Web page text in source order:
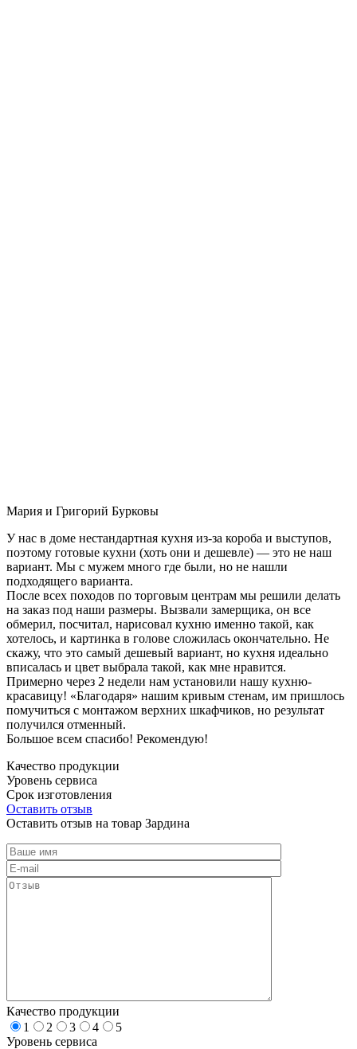
Мария и Григорий Бурковы
У нас в доме нестандартная кухня из-за короба и выступов,
поэтому готовые кухни (хоть они и дешевле) — это не наш
вариант. Мы с мужем много где были, но не нашли
подходящего варианта.
После всех походов по торговым центрам мы решили делать
на заказ под наши размеры. Вызвали замерщика, он все
обмерил, посчитал, нарисовал кухню именно такой, как
хотелось, и картинка в голове сложилась окончательно. Не
скажу, что это самый дешевый вариант, но кухня идеально
вписалась и цвет выбрала такой, как мне нравится.
Примерно через 2 недели нам установили нашу кухню-
красавицу! «Благодаря» нашим кривым стенам, им пришлось
помучиться с монтажом верхних шкафчиков, но результат
получился отменный.
Большое всем спасибо! Рекомендую!
Качество продукции
Уровень сервиса
Срок изготовления
Оставить отзыв
Оставить отзыв на товар Зардина
Качество продукции
1
2 3 4
5
Уровень сервиса